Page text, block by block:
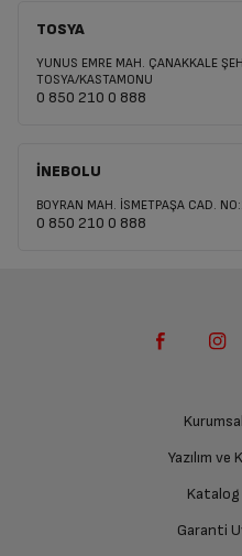
TOSYA
YUNUS EMRE MAH. ÇANAKKALE
TOSYA/KASTAMONU
0 850 210 0 888
İNEBOLU
BOYRAN MAH. İSMETPAŞA CAD.
0 850 210 0 888
Yazılım ve
Garanti